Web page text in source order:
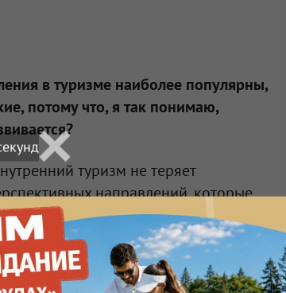
в туризме наиболее популярны,
потому что, я так понимаю,
туризм не теряет
направлений, которые
то есть в них всё
рядом Астана, сейчас в два раза
Например, прямо сейчас в Китай
отель на неделю.